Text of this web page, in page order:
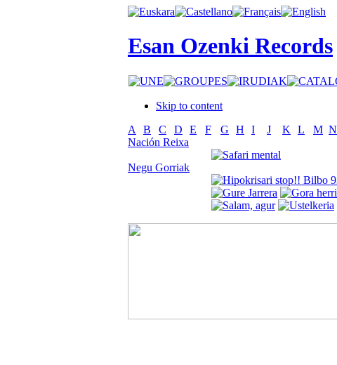
Esan Ozenki Records
Skip to content
A
B C D E F G H I J K L M N
Nación Reixa
Negu Gorriak